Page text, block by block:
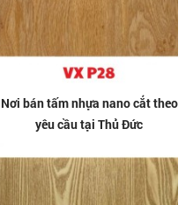
Nơi bán tấm nhựa nano cắt theo
yêu cầu tại Thủ Đức